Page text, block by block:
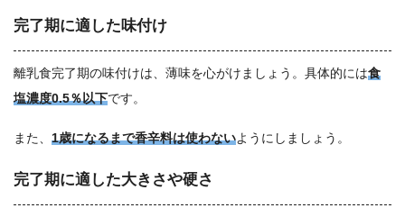
完了期に適した味付け
離乳食完了期の味付けは、薄味を心がけましょう。具体的には食
塩濃度0.5％以下です。
また、 1歳になるまで香辛料は使わないようにしましょう。
完了期に適した大きさや硬さ